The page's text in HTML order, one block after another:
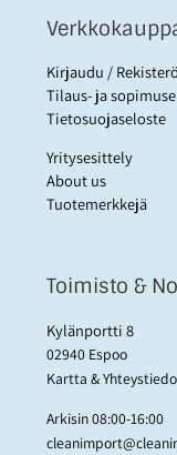
Kirjaudu /
Tilaus- ja
Tietosuojaseloste
Yritysesittely
About us
Tuotemerkkejä
Toimisto &
Kylänportti 8
02940 Espoo
Kartta &
Arkisin 08:00-16:00